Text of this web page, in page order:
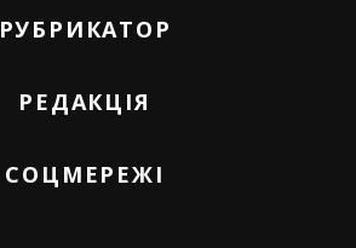
РУБРИКАТОР
РЕДАКЦІЯ
СОЦМЕРЕЖІ